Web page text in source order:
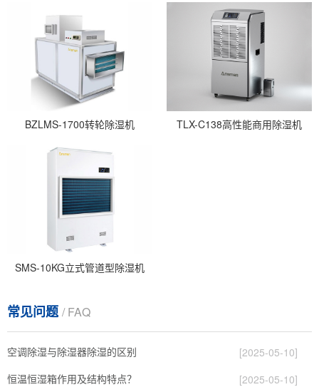
BZLMS-1700转轮除湿机 TLX-C138高性能商用除湿机
SMS-10KG立式管道型除湿机
常见问题/ FAQ
空调除湿与除湿器除湿的区别
[2025-05-10]
恒温恒湿箱作用及结构特点？
[2025-05-10]